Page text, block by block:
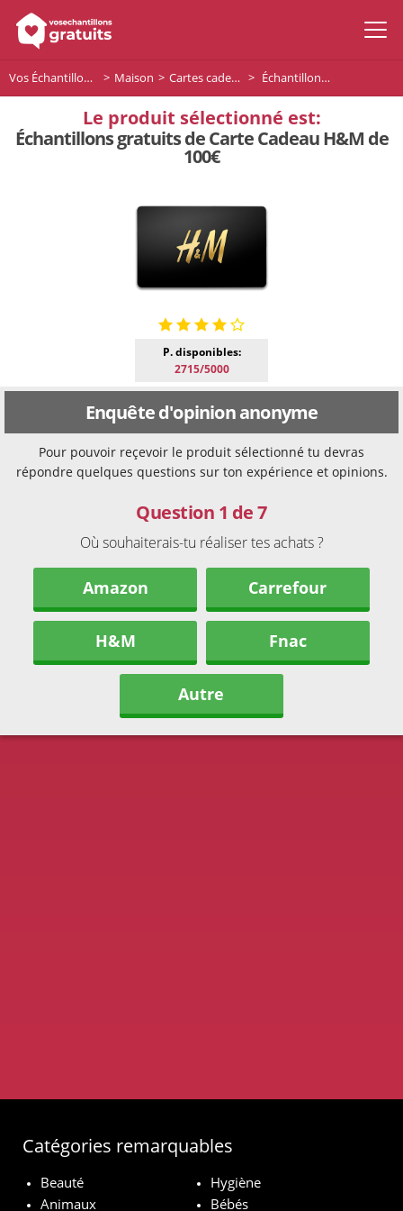
Vos Échantillons Gratuits Maison Cartes cadeaux Échantillons gratuits de Carte Cadeau H&M de 100€
Le produit sélectionné est:
Échantillons gratuits de Carte Cadeau H&M de
100€
P. disponibles:
2715/5000
Enquête d'opinion anonyme
Pour pouvoir reçevoir le produit sélectionné tu devras
répondre quelques questions sur ton expérience et opinions.
Question 1 de 7
Où souhaiterais-tu réaliser tes achats ?
Amazon Carrefour
H&M Fnac
Autre
Catégories remarquables
Beauté
Hygiène
Animaux
Bébés